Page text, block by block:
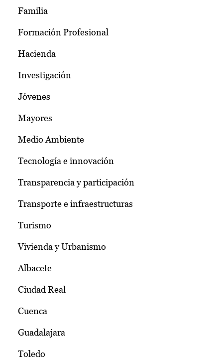
Familia
Formación Profesional
Hacienda
Investigación
Jóvenes
Mayores
Medio Ambiente
Tecnología e innovación
Transparencia y participación
Transporte e infraestructuras
Turismo
Vivienda y Urbanismo
Albacete
Ciudad Real
Cuenca
Guadalajara
Toledo